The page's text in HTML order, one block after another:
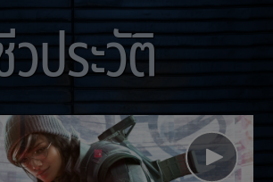
ประวัติ